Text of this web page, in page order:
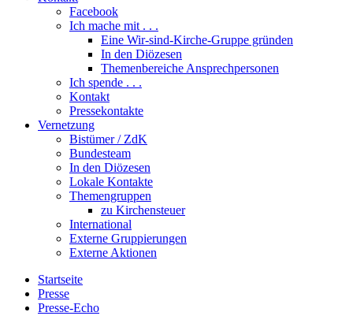
Facebook
Ich mache mit . . .
Eine Wir-sind-Kirche-Gruppe gründen
In den Diözesen
Themenbereiche Ansprechpersonen
Ich spende . . .
Kontakt
Pressekontakte
Vernetzung
Bistümer / ZdK
Bundesteam
In den Diözesen
Lokale Kontakte
Themengruppen
zu Kirchensteuer
International
Externe Gruppierungen
Externe Aktionen
Startseite
Presse
Presse-Echo